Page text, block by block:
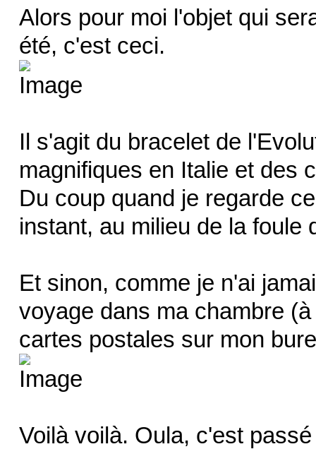
Alors pour moi l'objet qui
été, c'est ceci.
Il s'agit du bracelet de
magnifiques en Italie et des
Du coup quand je regarde
instant, au milieu de la foule
Et sinon, comme je n'ai
voyage dans ma chambre
cartes postales sur mon
Voilà voilà. Oula, c'est